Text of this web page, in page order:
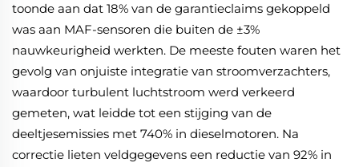
toonde aan dat 18% van de garantieclaims gekoppeld
was aan MAF-sensoren die buiten de ±3%
nauwkeurigheid werkten. De meeste fouten waren het
gevolg van onjuiste integratie van stroomverzachters,
waardoor turbulent luchtstroom werd verkeerd
gemeten, wat leidde tot een stijging van de
deeltjesemissies met 740% in dieselmotoren. Na
correctie lieten veldgegevens een reductie van 92% in